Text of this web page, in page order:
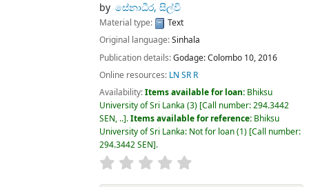
by සේනාධීර, සිල්වි
Material type:
Text
Original language:Sinhala
Publication details:Godage:Colombo 10,2016
Online resources: LN SR R
Availability:Items available for loan: Bhiksu
University of Sri Lanka (3) Call number:294.3442
SEN, .. .Items available for reference: Bhiksu
University of Sri Lanka: Not for loan(1) Call number:
294.3442 SEN .